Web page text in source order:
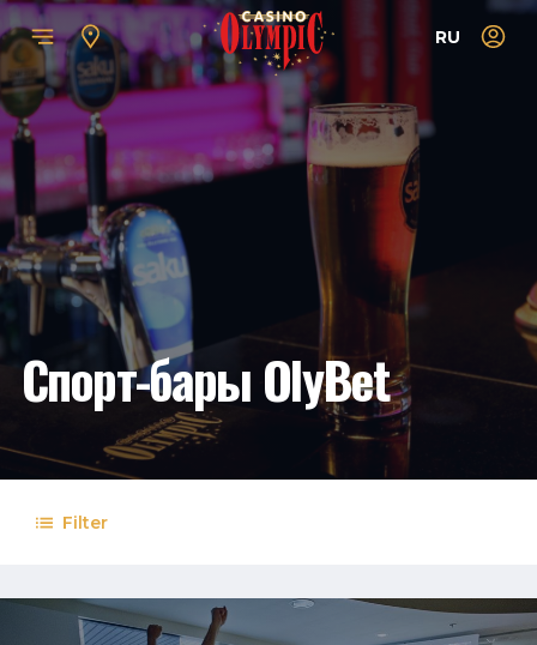
RU
Спорт-бары OlyBet
Filter